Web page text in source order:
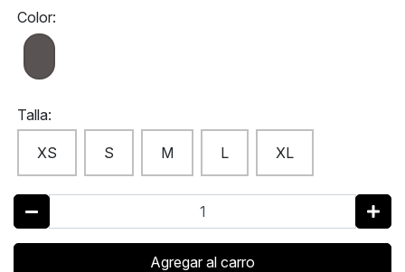
Color:
Talla:
XS S M L XL
Agregar al carro